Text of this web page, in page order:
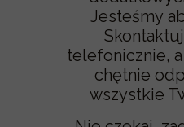
Jesteśmy
telefonicznie,
chętnie
wszystkie